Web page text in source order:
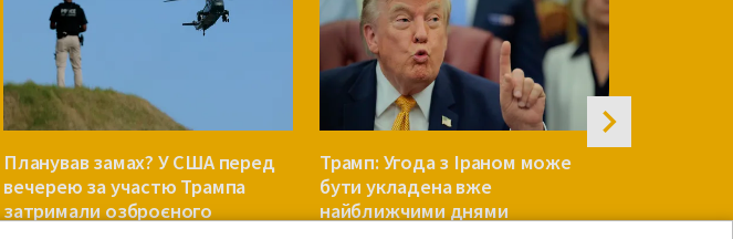
Планував замах? У США перед
вечерею за участю Трампа
затримали озброєного
Трамп: Угода з Іраном може
бути укладена вже
найближчими днями